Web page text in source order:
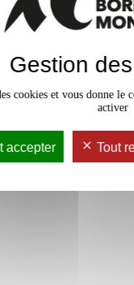
Gestion
cookies et vous donne le
activer
accepter Tout